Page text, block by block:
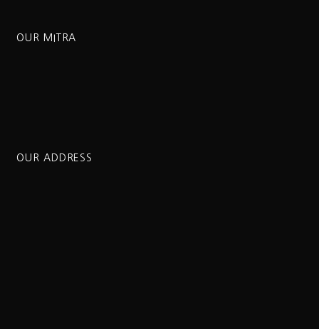
OUR MITRA
OUR ADDRESS